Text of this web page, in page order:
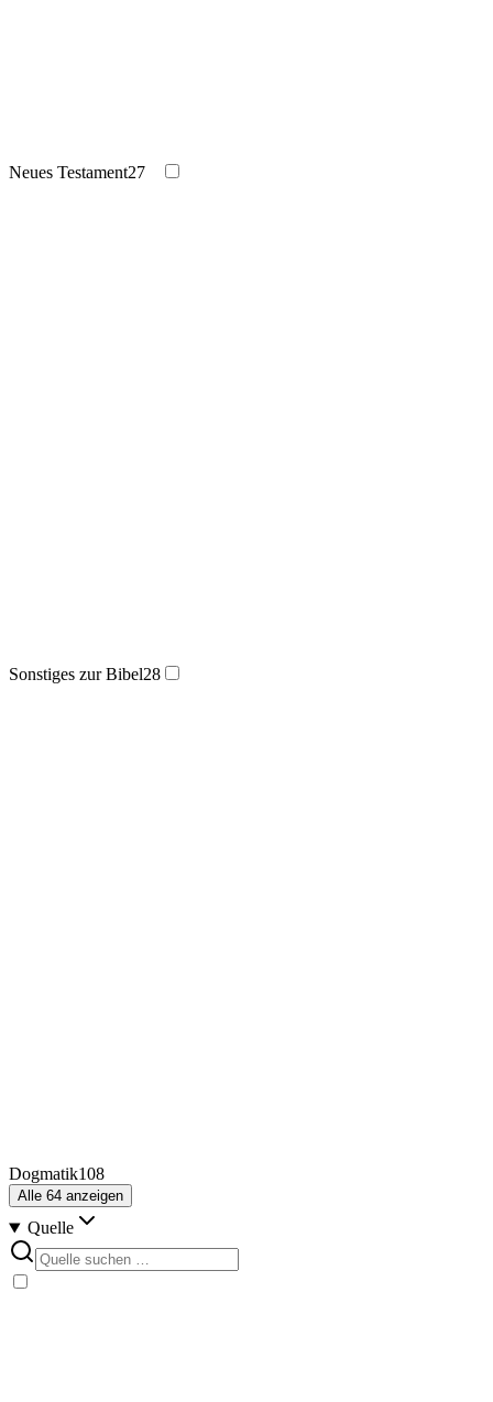
Neues Testament27
Sonstiges zur Bibel28
Dogmatik108
Alle 64 anzeigen
Quelle